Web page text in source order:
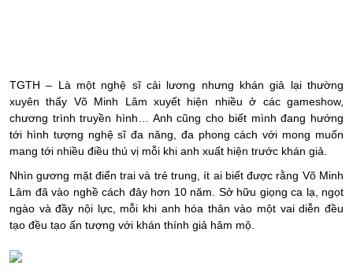
TGTH – Là một nghệ sĩ cải lương nhưng khán giả lại thường
xuyên thấy Võ Minh Lâm xuyết hiện nhiều ở các gameshow,
chương trình truyền hình… Anh cũng cho biết mình đang hướng
tới hình tượng nghệ sĩ đa năng, đa phong cách với mong muốn
mang tới nhiều điều thú vị mỗi khi anh xuất hiện trước khán giả.
Nhìn gương mặt điển trai và trẻ trung, ít ai biết được rằng Võ Minh
Lâm đã vào nghề cách đây hơn 10 năm. Sở hữu giọng ca lạ, ngọt
ngào và đầy nội lực, mỗi khi anh hóa thân vào một vai diễn đều
tạo đều tạo ấn tượng với khán thính giả hâm mộ.